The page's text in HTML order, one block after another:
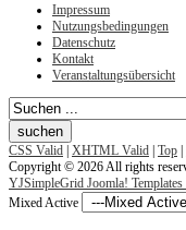
Impressum
Nutzungsbedingungen
Datenschutz
Kontakt
Veranstaltungsübersicht
CSS Valid | XHTML Valid | Top |
Copyright © 2026 All rights
YJSimpleGrid Joomla!
Mixed Active